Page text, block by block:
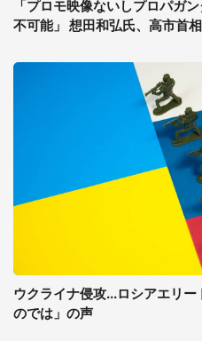
「プロモ映像ないしプロパガ
不可能」 想田和弘氏、高市首
ウクライナ侵攻...ロシアエリ
のでは」の声